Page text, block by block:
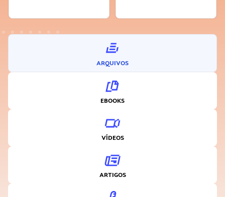
ARQUIVOS
EBOOKS
VÍDEOS
ARTIGOS